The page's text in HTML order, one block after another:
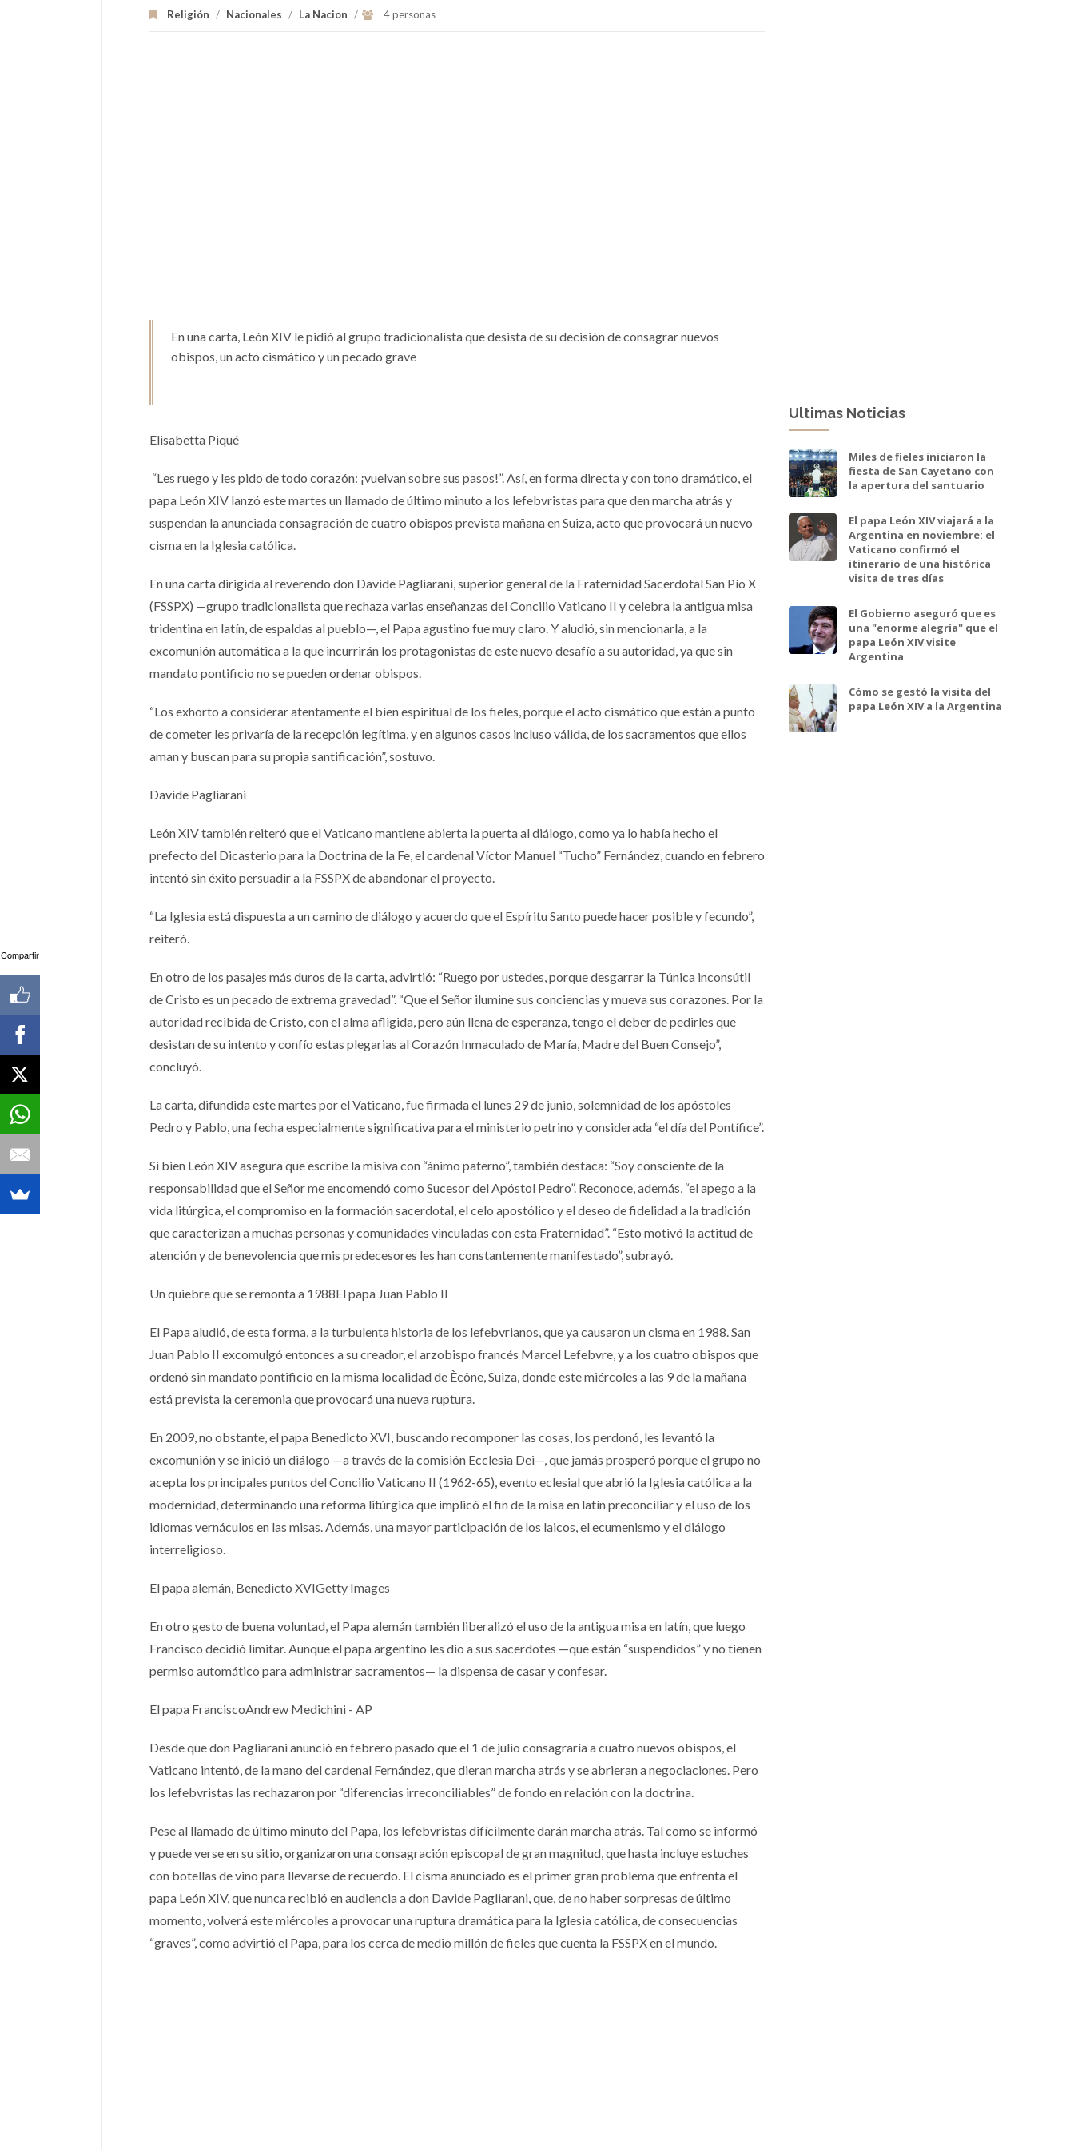
Religión / Nacionales / La Nacion / 4 personas
En una carta, León XIV le pidió al grupo tradicionalista que desista de su decisión de consagrar nuevos
obispos, un acto cismático y un pecado grave
Elisabetta Piqué
“Les ruego y les pido de todo corazón: ¡vuelvan sobre sus pasos!”. Así, en forma directa y con tono dramático, el
papa León XIV lanzó este martes un llamado de último minuto a los lefebvristas para que den marcha atrás y
suspendan la anunciada consagración de cuatro obispos prevista mañana en Suiza, acto que provocará un nuevo
cisma en la Iglesia católica.
En una carta dirigida al reverendo don Davide Pagliarani, superior general de la Fraternidad Sacerdotal San Pío X
(FSSPX) —grupo tradicionalista que rechaza varias enseñanzas del Concilio Vaticano II y celebra la antigua misa
tridentina en latín, de espaldas al pueblo—, el Papa agustino fue muy claro. Y aludió, sin mencionarla, a la
excomunión automática a la que incurrirán los protagonistas de este nuevo desafío a su autoridad, ya que sin
mandato pontificio no se pueden ordenar obispos.
“Los exhorto a considerar atentamente el bien espiritual de los fieles, porque el acto cismático que están a punto
de cometer les privaría de la recepción legítima, y en algunos casos incluso válida, de los sacramentos que ellos
aman y buscan para su propia santificación”, sostuvo.
Davide Pagliarani
León XIV también reiteró que el Vaticano mantiene abierta la puerta al diálogo, como ya lo había hecho el
prefecto del Dicasterio para la Doctrina de la Fe, el cardenal Víctor Manuel “Tucho” Fernández, cuando en febrero
intentó sin éxito persuadir a la FSSPX de abandonar el proyecto.
“La Iglesia está dispuesta a un camino de diálogo y acuerdo que el Espíritu Santo puede hacer posible y fecundo”,
reiteró.
En otro de los pasajes más duros de la carta, advirtió: “Ruego por ustedes, porque desgarrar la Túnica inconsútil
de Cristo es un pecado de extrema gravedad”. “Que el Señor ilumine sus conciencias y mueva sus corazones. Por la
autoridad recibida de Cristo, con el alma afligida, pero aún llena de esperanza, tengo el deber de pedirles que
desistan de su intento y confío estas plegarias al Corazón Inmaculado de María, Madre del Buen Consejo”,
concluyó.
La carta, difundida este martes por el Vaticano, fue firmada el lunes 29 de junio, solemnidad de los apóstoles
Pedro y Pablo, una fecha especialmente significativa para el ministerio petrino y considerada “el día del Pontífice”.
Si bien León XIV asegura que escribe la misiva con “ánimo paterno”, también destaca: “Soy consciente de la
responsabilidad que el Señor me encomendó como Sucesor del Apóstol Pedro”. Reconoce, además, “el apego a la
vida litúrgica, el compromiso en la formación sacerdotal, el celo apostólico y el deseo de fidelidad a la tradición
que caracterizan a muchas personas y comunidades vinculadas con esta Fraternidad”. “Esto motivó la actitud de
atención y de benevolencia que mis predecesores les han constantemente manifestado”, subrayó.
Un quiebre que se remonta a 1988El papa Juan Pablo II
El Papa aludió, de esta forma, a la turbulenta historia de los lefebvrianos, que ya causaron un cisma en 1988. San
Juan Pablo II excomulgó entonces a su creador, el arzobispo francés Marcel Lefebvre, y a los cuatro obispos que
ordenó sin mandato pontificio en la misma localidad de Ècône, Suiza, donde este miércoles a las 9 de la mañana
está prevista la ceremonia que provocará una nueva ruptura.
En 2009, no obstante, el papa Benedicto XVI, buscando recomponer las cosas, los perdonó, les levantó la
excomunión y se inició un diálogo —a través de la comisión Ecclesia Dei—, que jamás prosperó porque el grupo no
acepta los principales puntos del Concilio Vaticano II (1962-65), evento eclesial que abrió la Iglesia católica a la
modernidad, determinando una reforma litúrgica que implicó el fin de la misa en latín preconciliar y el uso de los
idiomas vernáculos en las misas. Además, una mayor participación de los laicos, el ecumenismo y el diálogo
interreligioso.
El papa alemán, Benedicto XVIGetty Images
En otro gesto de buena voluntad, el Papa alemán también liberalizó el uso de la antigua misa en latín, que luego
Francisco decidió limitar. Aunque el papa argentino les dio a sus sacerdotes —que están “suspendidos” y no tienen
permiso automático para administrar sacramentos— la dispensa de casar y confesar.
El papa FranciscoAndrew Medichini - AP
Desde que don Pagliarani anunció en febrero pasado que el 1 de julio consagraría a cuatro nuevos obispos, el
Vaticano intentó, de la mano del cardenal Fernández, que dieran marcha atrás y se abrieran a negociaciones. Pero
los lefebvristas las rechazaron por “diferencias irreconciliables” de fondo en relación con la doctrina.
Pese al llamado de último minuto del Papa, los lefebvristas difícilmente darán marcha atrás. Tal como se informó
y puede verse en su sitio, organizaron una consagración episcopal de gran magnitud, que hasta incluye estuches
con botellas de vino para llevarse de recuerdo. El cisma anunciado es el primer gran problema que enfrenta el
papa León XIV, que nunca recibió en audiencia a don Davide Pagliarani, que, de no haber sorpresas de último
momento, volverá este miércoles a provocar una ruptura dramática para la Iglesia católica, de consecuencias
“graves”, como advirtió el Papa, para los cerca de medio millón de fieles que cuenta la FSSPX en el mundo.
Ultimas Noticias
Miles de fieles iniciaron la
fiesta de San Cayetano con
la apertura del santuario
El papa León XIV viajará a la
Argentina en noviembre: el
Vaticano confirmó el
itinerario de una histórica
visita de tres días
El Gobierno aseguró que es
una "enorme alegría" que el
papa León XIV visite
Argentina
Cómo se gestó la visita del
papa León XIV a la Argentina
Compartir